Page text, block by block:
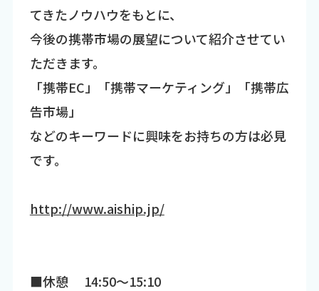
てきたノウハウをもとに、
今後の携帯市場の展望について紹介させてい
ただきます。
「携帯EC」「携帯マーケティング」「携帯広
告市場」
などのキーワードに興味をお持ちの方は必見
です。
http://www.aiship.jp/
■休憩 14:50～15:10